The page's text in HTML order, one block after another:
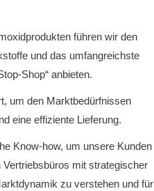
führen wir den
und das umfangreichste
Shop“ anbieten.
um den Marktbedürfnissen
eine effiziente Lieferung.
Know-how, um unsere Kunden
mit strategischer
zu verstehen und für